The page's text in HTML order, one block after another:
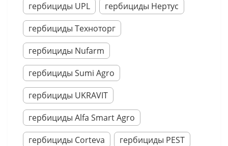
гербициды UPL
гербициды Нертус
гербициды Техноторг
гербициды Nufarm
гербициды Sumi Agro
гербициды UKRAVIT
гербициды Alfa Smart Agro
гербициды Corteva
гербициды PEST